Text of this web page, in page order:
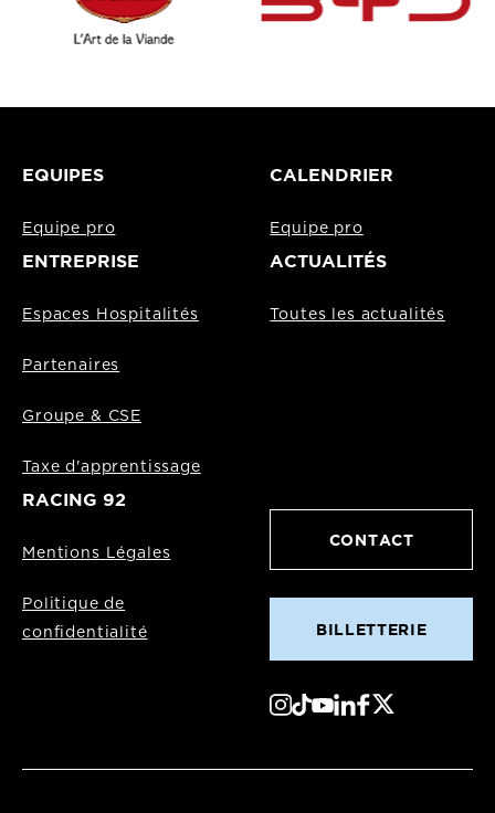
EQUIPES
Equipe pro
CALENDRIER
Equipe pro
ENTREPRISE
Espaces Hospitalités
Partenaires
Groupe & CSE
Taxe d'apprentissage
ACTUALITÉS
Toutes les actualités
RACING 92
Mentions Légales
Politique de
confidentialité
CONTACT
BILLETTERIE